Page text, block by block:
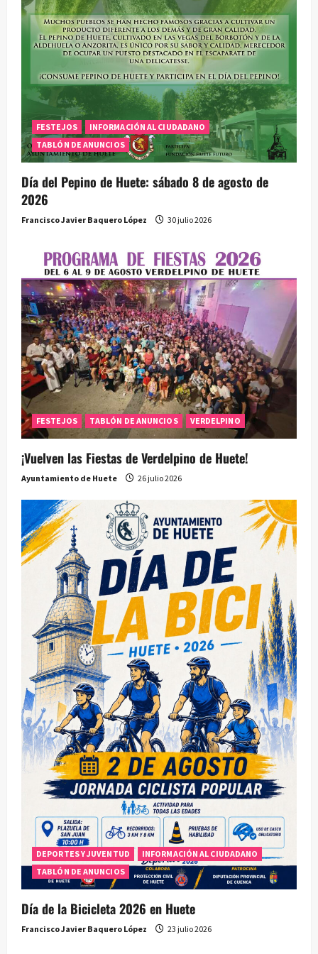
r
d
s
FESTEJOS
INFORMACIÓN AL CIUDADANO
TABLÓN DE ANUNCIOS
Día del Pepino de Huete: sábado 8 de agosto de
2026
Francisco Javier Baquero López 30 julio 2026
FESTEJOS TABLÓN DE ANUNCIOS VERDELPINO
¡Vuelven las Fiestas de Verdelpino de Huete!
Ayuntamiento de Huete 26 julio 2026
DEPORTES Y JUVENTUD
INFORMACIÓN AL CIUDADANO
TABLÓN DE ANUNCIOS
Día de la Bicicleta 2026 en Huete
Francisco Javier Baquero López 23 julio 2026